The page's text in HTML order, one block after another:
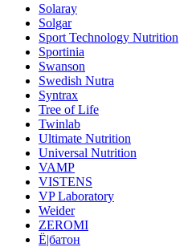
Solaray
Solgar
Sport Technology Nutrition
Sportinia
Swanson
Swedish Nutra
Syntrax
Tree of Life
Twinlab
Ultimate Nutrition
Universal Nutrition
VAMP
VISTENS
VP Laboratory
Weider
ZEROMI
Ё|батон